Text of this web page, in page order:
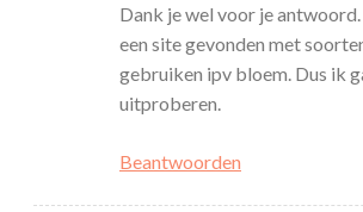
Dank je wel voor je
een site gevonden met
gebruiken ipv bloem. Dus ik
uitproberen.
Beantwoorden